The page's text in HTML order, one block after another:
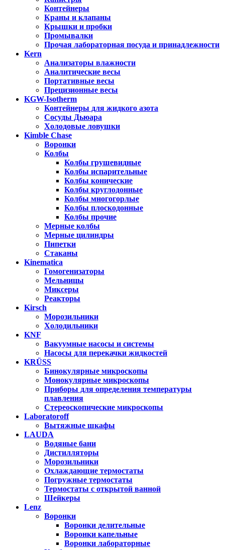
Контейнеры
Краны и клапаны
Крышки и пробки
Промывалки
Прочая лабораторная посуда и принадлежности
Kern
Анализаторы влажности
Аналитические весы
Портативные весы
Прецизионные весы
KGW-Isotherm
Контейнеры для жидкого азота
Сосуды Дьюара
Холодовые ловушки
Kimble Chase
Воронки
Колбы
Колбы грушевидные
Колбы испарительные
Колбы конические
Колбы круглодонные
Колбы многогорлые
Колбы плоскодонные
Колбы прочие
Мерные колбы
Мерные цилиндры
Пипетки
Стаканы
Kinematica
Гомогенизаторы
Мельницы
Миксеры
Реакторы
Kirsch
Морозильники
Холодильники
KNF
Вакуумные насосы и системы
Насосы для перекачки жидкостей
KRÜSS
Бинокулярные микроскопы
Монокулярные микроскопы
Приборы для определения температуры
плавления
Стереоскопические микроскопы
Laboratoroff
Вытяжные шкафы
LAUDA
Водяные бани
Дистилляторы
Морозильники
Охлаждающие термостаты
Погружные термостаты
Термостаты с открытой ванной
Шейкеры
Lenz
Воронки
Воронки делительные
Воронки капельные
Воронки лабораторные